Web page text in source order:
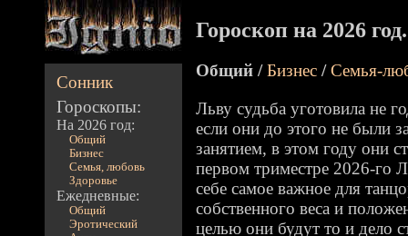
Сонник
Гороскопы:
На 2026 год:
Общий
Бизнес
Семья, любовь
Здоровье
Ежедневные:
Общий
Эротический
Гороскоп на 2026
Общий /Бизнес /Семья-
Льву судьба уготовила не
если они до этого не были
занятием, в этом году они
первом триместре 2026-го
себе самое важное для
собственного веса и
целью они будут то и дело